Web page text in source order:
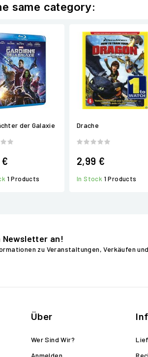
same category:
der Galaxie
1 Products
Drache
2,99 €
In Stock 1 Products
Newsletter an!
zu Veranstaltungen, Verkäufen und
Über
Wer Sind Wir?
Anmelden